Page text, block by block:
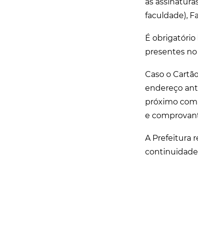
faculdade),
É
presentes
Caso o
endereço
próximo
e
A Prefeitura